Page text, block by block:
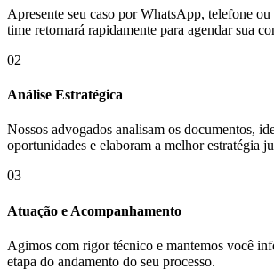
Apresente seu caso por WhatsApp, telefone
time retornará rapidamente para agendar sua
02
Análise Estratégica
Nossos advogados analisam os documentos,
oportunidades e elaboram a melhor estratégia
03
Atuação e Acompanhamento
Agimos com rigor técnico e mantemos você
etapa do andamento do seu processo.